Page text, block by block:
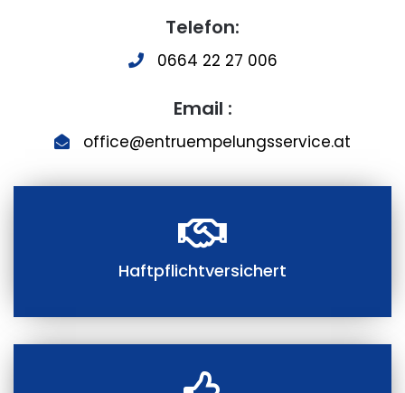
Telefon:
0664 22 27 006
Email :
office@entruempelungsservice.at
Haftpflichtversichert